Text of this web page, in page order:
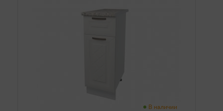
В наличии